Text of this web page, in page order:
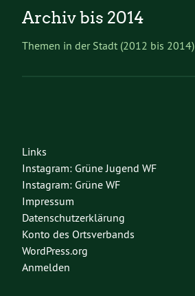
Archiv bis 2014
Themen in der Stadt (2012 bis 2014)
Links
Instagram: Grüne Jugend WF
Instagram: Grüne WF
Impressum
Datenschutzerklärung
Konto des Ortsverbands
WordPress.org
Anmelden